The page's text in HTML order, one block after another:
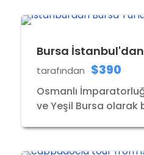
Bursa
tarafından $390
Osmanlı
ve Yeşil Bursa olarak